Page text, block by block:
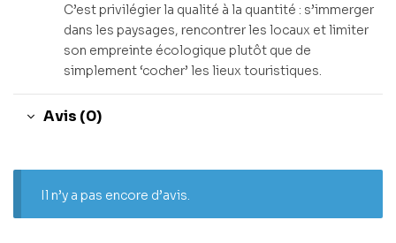
C’est privilégier la qualité à la quantité : s’immerger
dans les paysages, rencontrer les locaux et limiter
son empreinte écologique plutôt que de
simplement ‘cocher’ les lieux touristiques.
Avis (0)
Il n’y a pas encore d’avis.